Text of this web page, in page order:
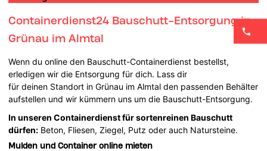
Containerdienst24 Bauschutt-Entsorgung in
Grünau im Almtal
Wenn du online den Bauschutt-Containerdienst bestellst,
erledigen wir die Entsorgung für dich. Lass dir
für deinen Standort in Grünau im Almtal den passenden Behälter
aufstellen und wir kümmern uns um die Bauschutt-Entsorgung.
In unseren Containerdienst für sortenreinen Bauschutt
dürfen: Beton, Fliesen, Ziegel, Putz oder auch Natursteine.
Mulden und Container online mieten